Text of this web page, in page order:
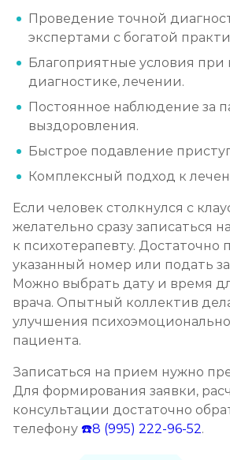
Проведение точной
экспертами с богатой
Благоприятные условия при
диагностике, лечении.
Постоянное наблюдение за
выздоровления.
Быстрое подавление
Комплексный подход к
Если человек столкнулся с
желательно сразу записаться
к психотерапевту. Достаточно
указанный номер или подать
Можно выбрать дату и время
врача. Опытный коллектив
улучшения
пациента.
Записаться на прием нужно
Для формирования заявки,
консультации достаточно
телефону ☎️8 (995) 222-96-52.